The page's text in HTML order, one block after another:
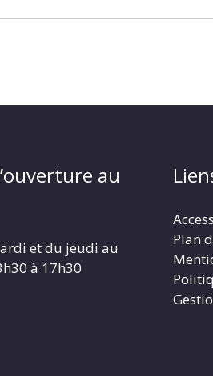
au
et du jeudi au
à 17h30
Plan